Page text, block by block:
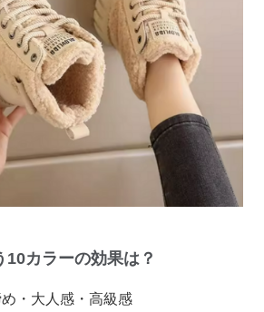
10カラーの効果は？
・大人感・高級感